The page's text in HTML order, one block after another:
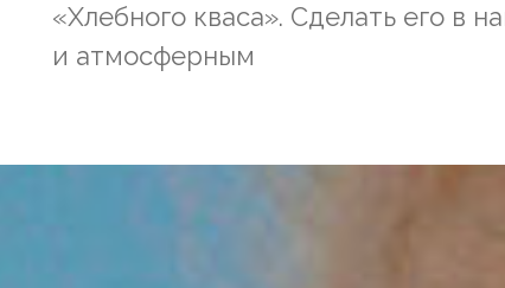
«Хлебного кваса». Сделать его в
и атмосферным